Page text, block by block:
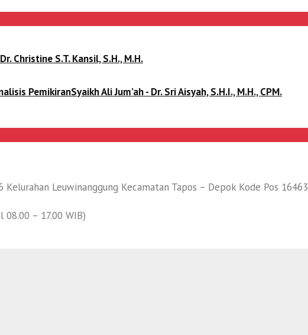
Christine S.T. Kansil, S.H., M.H.
PemikiranSyaikh Ali Jum’ah - Dr. Sri Aisyah, S.H.I., M.H., CPM.
Kelurahan Leuwinanggung Kecamatan Tapos – Depok Kode Pos 16463
– 17.00 WIB)